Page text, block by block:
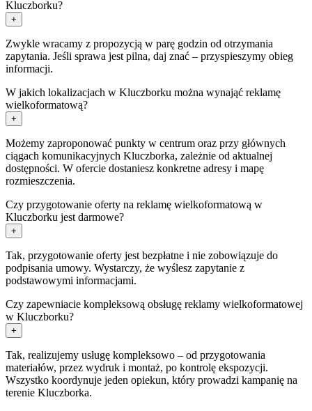
Kluczborku?
+
Zwykle wracamy z propozycją w parę godzin od otrzymania
zapytania. Jeśli sprawa jest pilna, daj znać – przyspieszymy obieg
informacji.
W jakich lokalizacjach w Kluczborku można wynająć reklamę
wielkoformatową?
+
Możemy zaproponować punkty w centrum oraz przy głównych
ciągach komunikacyjnych Kluczborka, zależnie od aktualnej
dostępności. W ofercie dostaniesz konkretne adresy i mapę
rozmieszczenia.
Czy przygotowanie oferty na reklamę wielkoformatową w
Kluczborku jest darmowe?
+
Tak, przygotowanie oferty jest bezpłatne i nie zobowiązuje do
podpisania umowy. Wystarczy, że wyślesz zapytanie z
podstawowymi informacjami.
Czy zapewniacie kompleksową obsługę reklamy wielkoformatowej
w Kluczborku?
+
Tak, realizujemy usługę kompleksowo – od przygotowania
materiałów, przez wydruk i montaż, po kontrolę ekspozycji.
Wszystko koordynuje jeden opiekun, który prowadzi kampanię na
terenie Kluczborka.